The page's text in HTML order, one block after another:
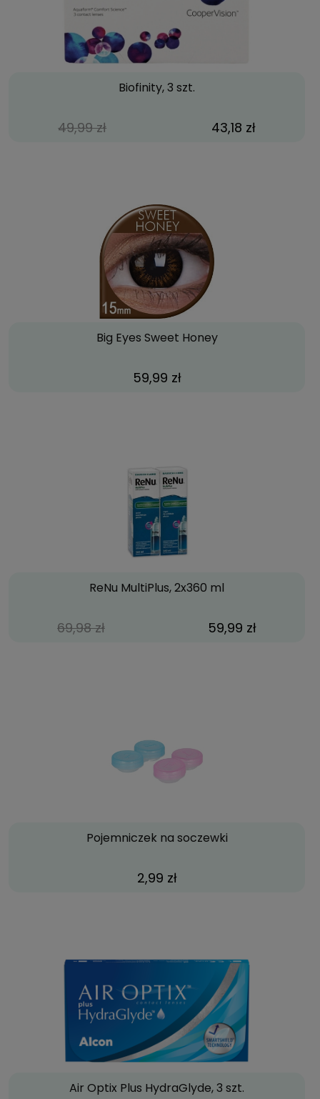
Biofinity, 3 szt.
49,99 zł 43,18 zł
Big Eyes Sweet Honey
59,99 zł
ReNu MultiPlus, 2x360 ml
69,98 zł 59,99 zł
Pojemniczek na soczewki
2,99 zł
Air Optix Plus HydraGlyde, 3 szt.